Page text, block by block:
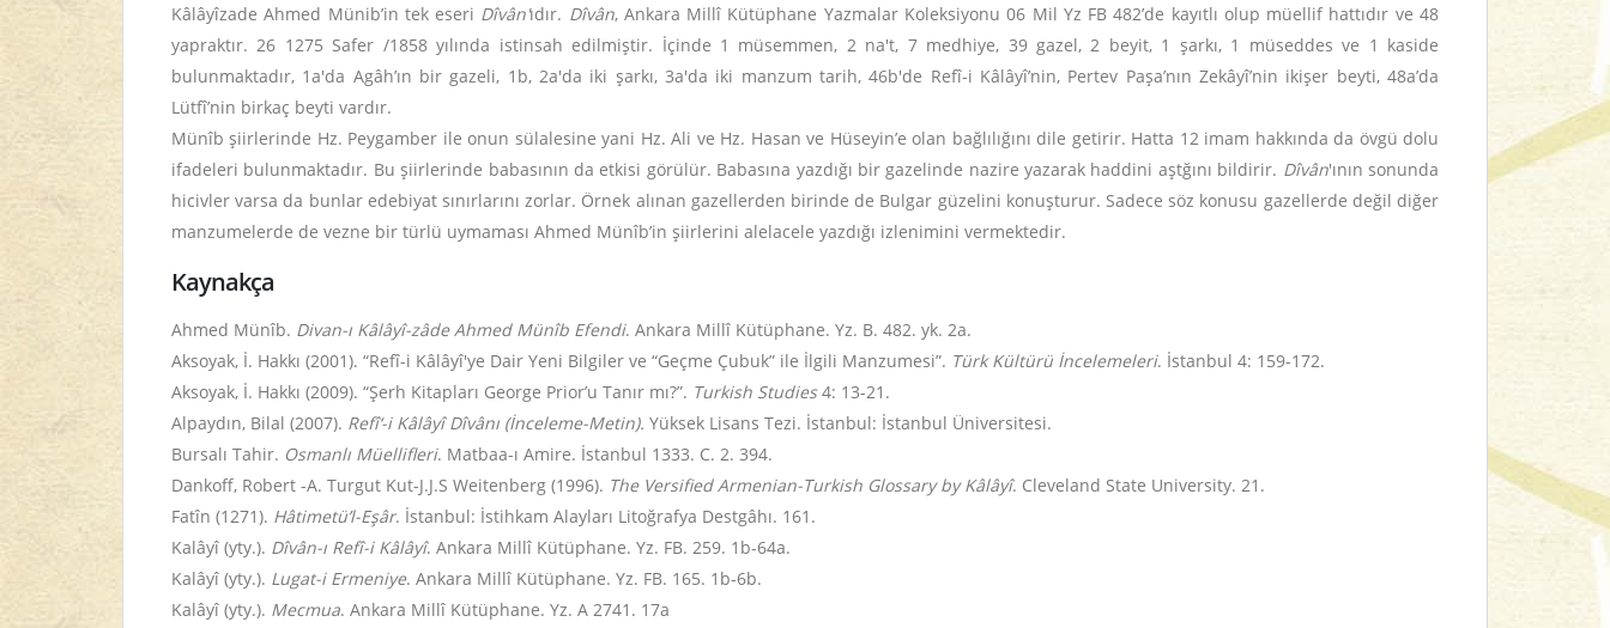
Kâlâyîzade Ahmed Münib’in tek eseri Dîvân'ıdır. Dîvân, Ankara Millî Kütüphane Yazmalar Koleksiyonu 06 Mil Yz FB 482’de kayıtlı olup müellif hattıdır ve 48
yapraktır. 26 1275 Safer /1858 yılında istinsah edilmiştir. İçinde 1 müsemmen, 2 na't, 7 medhiye, 39 gazel, 2 beyit, 1 şarkı, 1 müseddes ve 1 kaside
bulunmaktadır, 1a'da Agâh’ın bir gazeli, 1b, 2a'da iki şarkı, 3a'da iki manzum tarih, 46b'de Refî-i Kâlâyî’nin, Pertev Paşa’nın Zekâyî’nin ikişer beyti, 48a’da
Lütfî’nin birkaç beyti vardır.
Münîb şiirlerinde Hz. Peygamber ile onun sülalesine yani Hz. Ali ve Hz. Hasan ve Hüseyin’e olan bağlılığını dile getirir. Hatta 12 imam hakkında da övgü dolu
ifadeleri bulunmaktadır. Bu şiirlerinde babasının da etkisi görülür. Babasına yazdığı bir gazelinde nazire yazarak haddini aştğını bildirir. Dîvân'ının sonunda
hicivler varsa da bunlar edebiyat sınırlarını zorlar. Örnek alınan gazellerden birinde de Bulgar güzelini konuşturur. Sadece söz konusu gazellerde değil diğer
manzumelerde de vezne bir türlü uymaması Ahmed Münîb’in şiirlerini alelacele yazdığı izlenimini vermektedir.
Kaynakça
Ahmed Münîb. Divan-ı Kâlâyî-zâde Ahmed Münîb Efendi. Ankara Millî Kütüphane. Yz. B. 482. yk. 2a.
Aksoyak, İ. Hakkı (2001). “Refî-i Kâlâyî'ye Dair Yeni Bilgiler ve “Geçme Çubuk” ile İlgili Manzumesi”. Türk Kültürü İncelemeleri. İstanbul 4: 159-172.
Aksoyak, İ. Hakkı (2009). “Şerh Kitapları George Prior’u Tanır mı?”. Turkish Studies4: 13-21.
Alpaydın, Bilal (2007). Refî‘-i Kâlâyî Dîvânı (İnceleme-Metin). Yüksek Lisans Tezi. İstanbul: İstanbul Üniversitesi.
Bursalı Tahir. Osmanlı Müellifleri. Matbaa-ı Amire. İstanbul 1333. C. 2. 394.
Dankoff, Robert -A. Turgut Kut-J.J.S Weitenberg (1996). The Versified Armenian-Turkish Glossary by Kâlâyî. Cleveland State University. 21.
Fatîn (1271). Hâtimetü’l-Eşâr. İstanbul: İstihkam Alayları Litoğrafya Destgâhı. 161.
Kalâyî (yty.). Dîvân-ı Refî-i Kâlâyî. Ankara Millî Kütüphane. Yz. FB. 259. 1b-64a.
Kalâyî (yty.). Lugat-i Ermeniye. Ankara Millî Kütüphane. Yz. FB. 165. 1b-6b.
Kalâyî (yty.). Mecmua. Ankara Millî Kütüphane. Yz. A 2741. 17a